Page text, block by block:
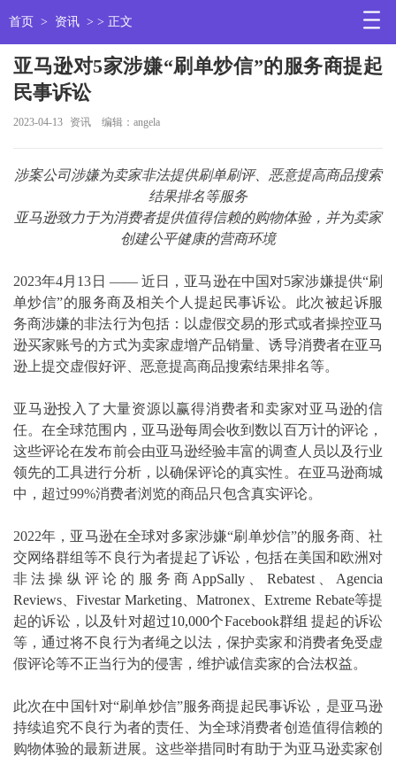
首页 > 资讯 > > 正文
亚马逊对5家涉嫌“刷单炒信”的服务商提起
民事诉讼
2023-04-13 资讯 编辑：angela
涉案公司涉嫌为卖家非法提供刷单刷评、恶意提高商品搜索
结果排名等服务
亚马逊致力于为消费者提供值得信赖的购物体验，并为卖家
创建公平健康的营商环境
2023年4月13日 —— 近日，亚马逊在中国对5家涉嫌提供“刷
单炒信”的服务商及相关个人提起民事诉讼。此次被起诉服
务商涉嫌的非法行为包括：以虚假交易的形式或者操控亚马
逊买家账号的方式为卖家虚增产品销量、诱导消费者在亚马
逊上提交虚假好评、恶意提高商品搜索结果排名等。
亚马逊投入了大量资源以赢得消费者和卖家对亚马逊的信
任。在全球范围内，亚马逊每周会收到数以百万计的评论，
这些评论在发布前会由亚马逊经验丰富的调查人员以及行业
领先的工具进行分析，以确保评论的真实性。在亚马逊商城
中，超过99%消费者浏览的商品只包含真实评论。
2022年，亚马逊在全球对多家涉嫌“刷单炒信”的服务商、社
交网络群组等不良行为者提起了诉讼，包括在美国和欧洲对
非法操纵评论的服务商 AppSally、 Rebatest、 Agencia
Reviews 、Fivestar Marketing、Matronex、Extreme Rebate等提
起的诉讼，以及针对超过10,000个Facebook群组 提起的诉讼
等，通过将不良行为者绳之以法，保护卖家和消费者免受虚
假评论等不正当行为的侵害，维护诚信卖家的合法权益。
此次在中国针对“刷单炒信”服务商提起民事诉讼，是亚马逊
持续追究不良行为者的责任、为全球消费者创造值得信赖的
购物体验的最新进展。这些举措同时有助于为亚马逊卖家创